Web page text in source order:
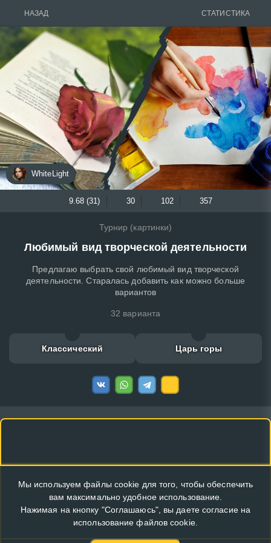
НАЗАД СТАТИСТИКА
WhiteLight
9.68 (31) 30 102 357
Турнир (картинки)
Любимый вид творческой деятельности
Предлагаю выбрать свой любимый вид творческой
деятельности. Старалась добавить как можно больше
вариантов
32 варианта
Классический Царь горы
Мы используем файлы cookie для того, чтобы обеспечить
вам максимально удобное использование.
Нажимая на кнопку "Соглашаюсь", вы даете согласие на
использование файлов cookie.